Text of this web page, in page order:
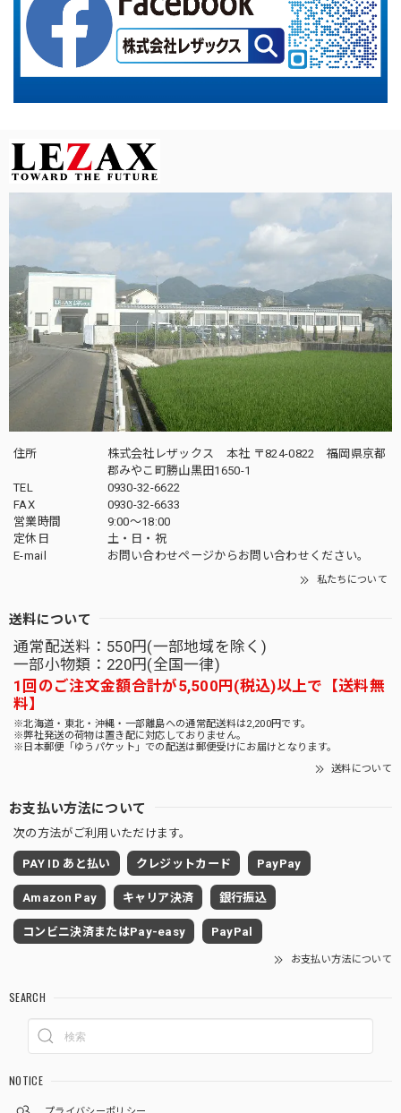
住所
株式会社レザックス 本社 〒824-0822 福岡県京都
郡みやこ町勝山黒田1650-1
TEL
0930-32-6622
FAX
0930-32-6633
営業時間
9:00〜18:00
定休日
土・日・祝
E-mail
お問い合わせページからお問い合わせください。
私たちについて
送料について
通常配送料：550円(一部地域を除く)
一部小物類：220円(全国一律)
1回のご注文金額合計が5,500円(税込)以上で【送料無
料】
※北海道・東北・沖縄・一部離島への通常配送料は2,200円です。
※弊社発送の荷物は置き配に対応しておりません。
※日本郵便「ゆうパケット」での配送は郵便受けにお届けとなります。
送料について
お支払い方法について
次の方法がご利用いただけます。
PAY ID あと払い クレジットカード PayPay
Amazon Pay キャリア決済 銀行振込
コンビニ決済またはPay-easy PayPal
お支払い方法について
SEARCH
NOTICE